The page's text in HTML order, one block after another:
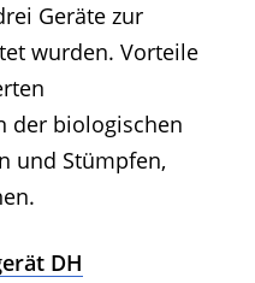
Geräte zur
wurden. Vorteile
der biologischen
und Stümpfen,
DH